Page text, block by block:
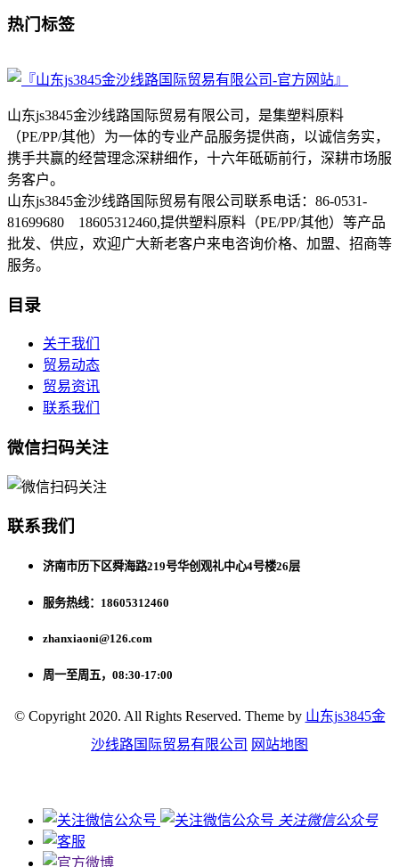
热门标签
山东js3845金沙线路国际贸易有限公司，是集塑料原料
（PE/PP/其他）为一体的专业产品服务提供商，以诚信务实，
携手共赢的经营理念深耕细作，十六年砥砺前行，深耕市场服
务客户。
山东js3845金沙线路国际贸易有限公司联系电话：86-0531-
81699680 18605312460,提供塑料原料（PE/PP/其他）等产品
批发、供应，欢迎广大新老客户来电咨询价格、加盟、招商等
服务。
目录
关于我们
贸易动态
贸易资讯
联系我们
微信扫码关注
联系我们
济南市历下区舜海路219号华创观礼中心4号楼26层
服务热线：18605312460
zhanxiaoni@126.com
周一至周五，08:30-17:00
© Copyright 2020. All Rights Reserved. Theme by 山东js3845金
沙线路国际贸易有限公司 网站地图
关注微信公众号